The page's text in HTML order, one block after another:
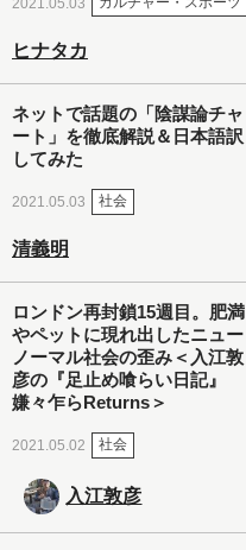
2021.05.03
ヒナタカ
ネットで話題の「陰謀論チャ
ート」を徹底解説＆日本語訳
してみた
2021.05.03 社会
清義明
ロンドン再封鎖15週目。肥満
やペットに現れ出したニュー
ノーマル社会の歪み＜入江敦
彦の『足止め喰らい日記』
嫌々乍らReturns＞
2021.05.02 社会
入江敦彦